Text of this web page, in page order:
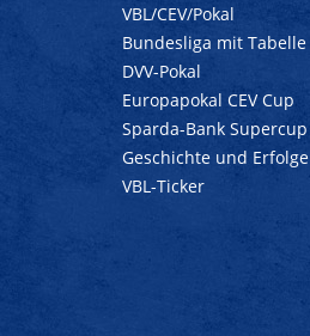
VBL/CEV/Pokal
Bundesliga mit Tabelle
DVV-Pokal
Europapokal CEV Cup
Sparda-Bank Supercup
Geschichte und Erfolge
VBL-Ticker